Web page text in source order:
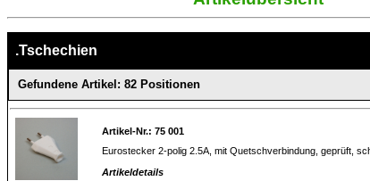
.Tschechien
Gefundene Artikel: 82 Positionen
Artikel-Nr.: 75 001
Eurostecker 2-polig 2.5A, mit Quetschverbindung, geprüft,
Artikeldetails